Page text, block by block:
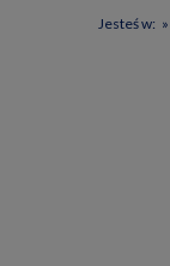
Jesteś w: »